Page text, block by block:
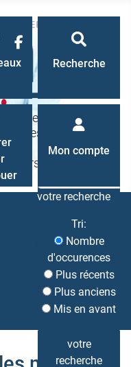
des
la
partagés
Recherche
Recherche
votre recherche
Tri:
Nombre
d'occurences
Plus récents
Plus anciens
Mis en avant
votre
recherche
TwitterFacebook
Mon compte